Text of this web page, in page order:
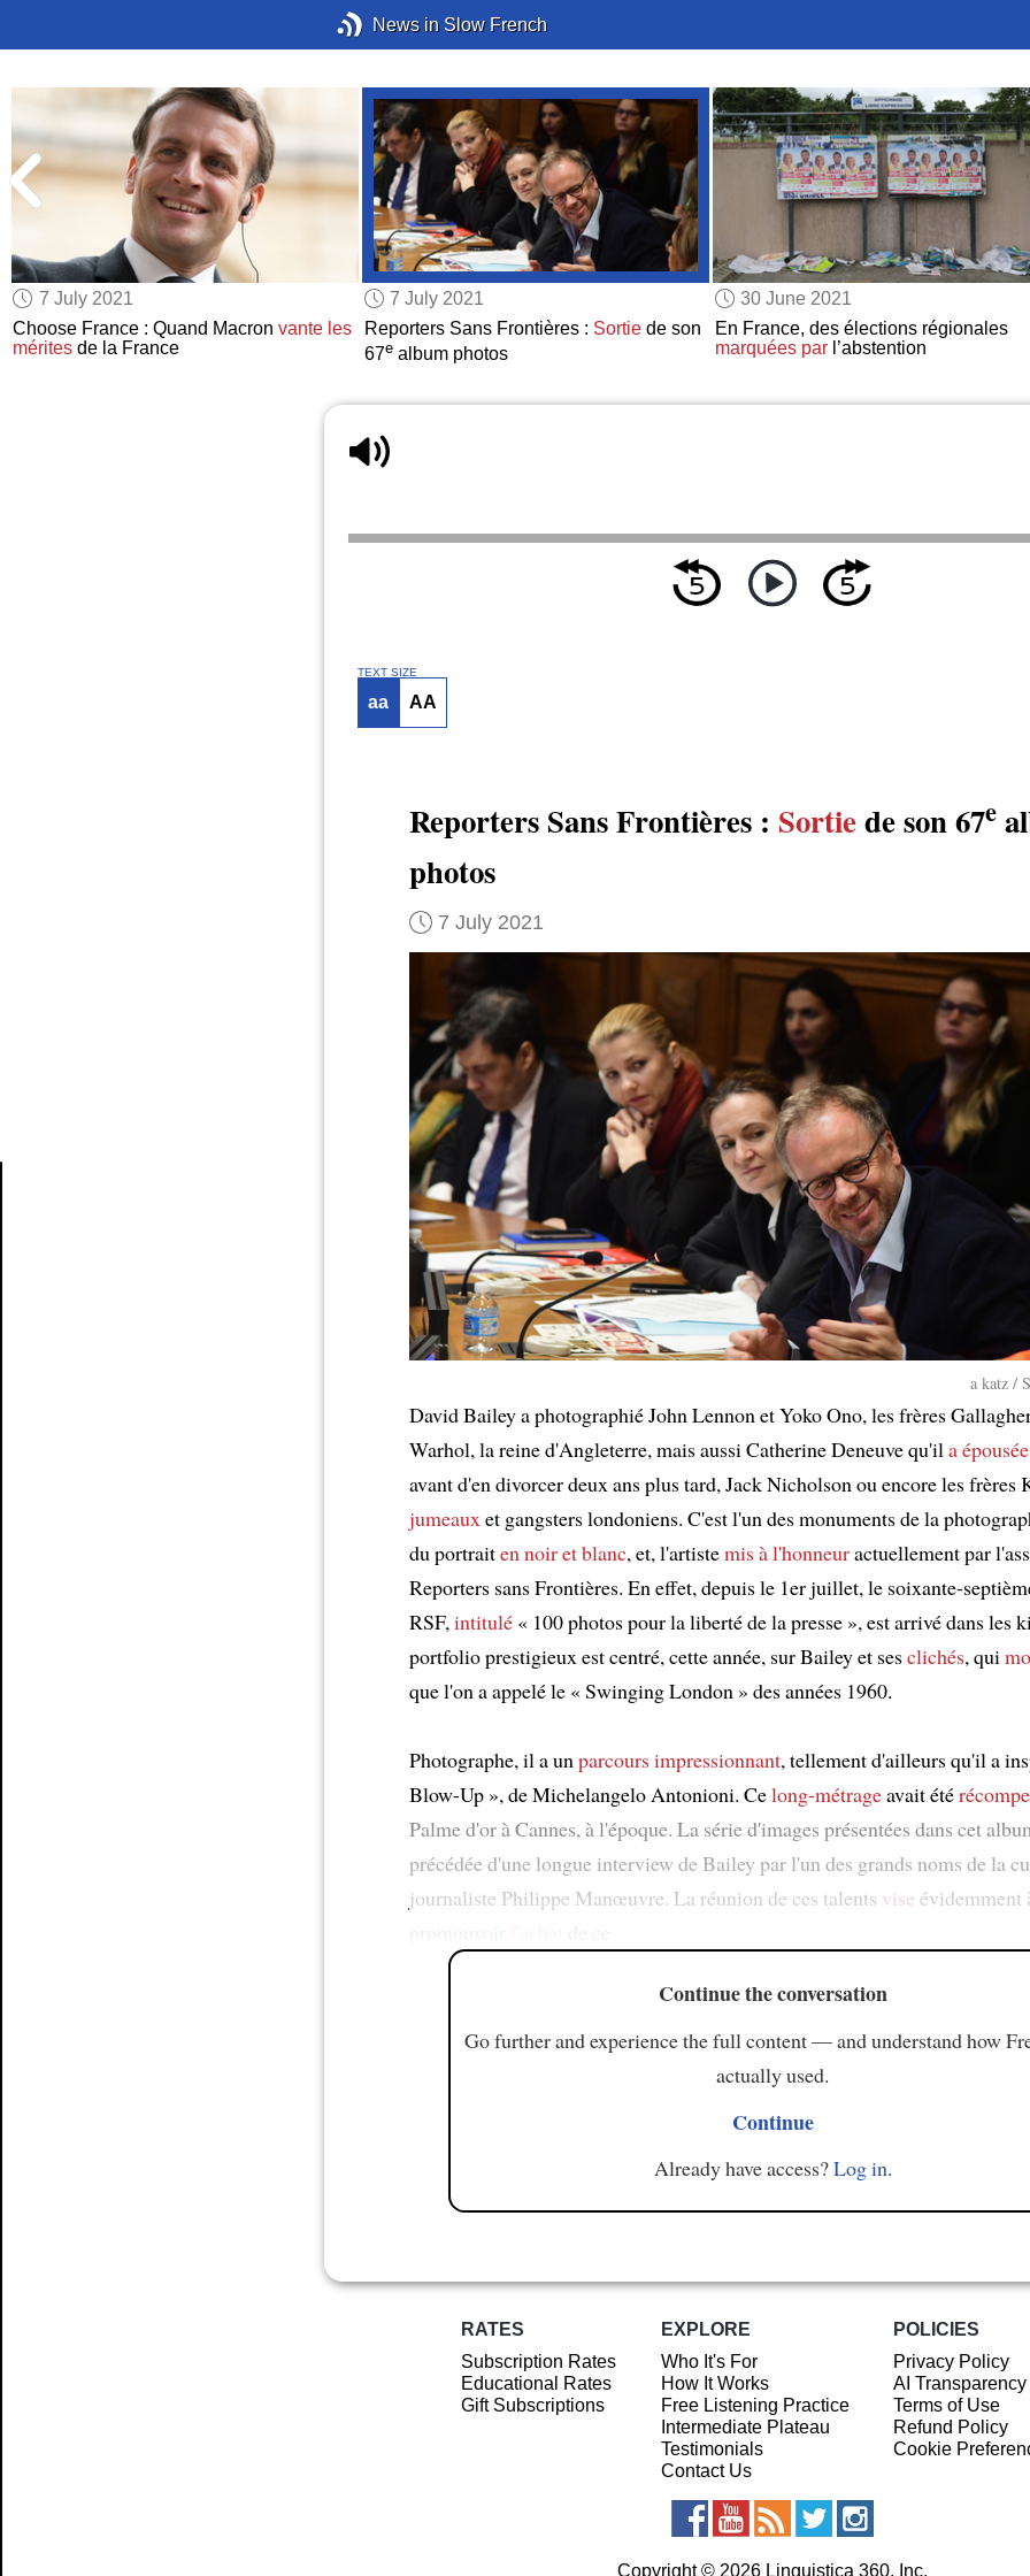
News in Slow French
7 July 2021
Choose France : Quand Macronvante les
mérites de la France
7 July 2021
Reporters Sans Frontières : Sortiede son
67ealbum photos
30 June 2021
En France, des élections régionales
marquées parl’abstention
TEXT SIZE
aa AA
Reporters Sans Frontières : Sortiede son 67e
photos
7 July 2021
a katz /
David Bailey a photographié John Lennon et Yoko Ono, les frères
Warhol, la reine d'Angleterre, mais aussi Catherine Deneuve qu'il a épousée
avant d'en divorcer deux ans plus tard, Jack Nicholson ou encore les frères
jumeaux et gangsters londoniens. C'est l'un des monuments de la
du portraiten noir et blanc, et, l'artistemis à l'honneuractuellement par
Reporters sans Frontières. En effet, depuis le 1er juillet, le soixante-
RSF, intitulé « 100 photos pour la liberté de la presse », est arrivé dans les
portfolio prestigieux est centré, cette année, sur Bailey et sesclichés, qui
que l'on a appelé le « Swinging London » des années 1960.
Photographe, il a un parcours impressionnant, tellement d'ailleurs qu'il a
Blow-Up », de Michelangelo Antonioni. Celong-métrageavait été
Palme d'or à Cannes, à l'époque. La série d'images présentées dans cet
précédée d'une longue interview de Bailey par l'un des grands noms de la
journaliste Philippe Manœuvre. La réunion de ces talents vise évidemment
Continue the conversation
Go further and experience the full content — and understand how
actually used.
Continue
Already have access?Log in.
RATES
Subscription Rates
Educational Rates
Gift Subscriptions
EXPLORE
Who It's For
How It Works
Free Listening Practice
Intermediate Plateau
Testimonials
Contact Us
POLICIES
Privacy Policy
AI
Terms of Use
Refund Policy
Cookie
Copyright © 2026 Linguistica 360, Inc.